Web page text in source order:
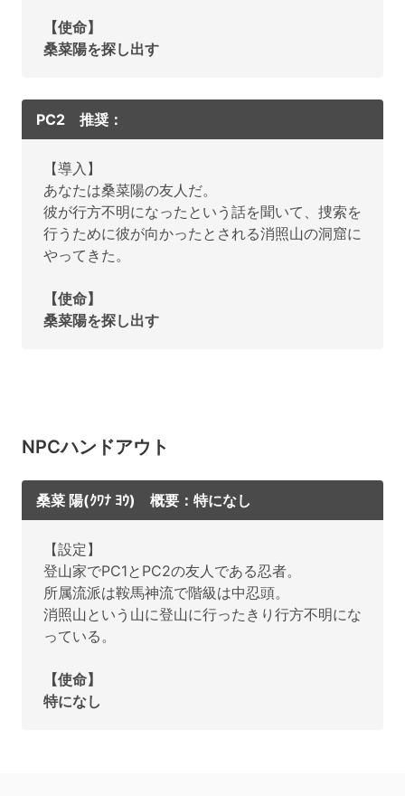
【使命】
桑菜陽を探し出す
PC2 推奨：
【導入】
あなたは桑菜陽の友人だ。
彼が行方不明になったという話を聞いて、捜索を
行うために彼が向かったとされる消照山の洞窟に
やってきた。
【使命】
桑菜陽を探し出す
NPCハンドアウト
桑菜 陽(ｸﾜﾅ ﾖｳ) 概要：特になし
【設定】
登山家でPC1とPC2の友人である忍者。
所属流派は鞍馬神流で階級は中忍頭。
消照山という山に登山に行ったきり行方不明にな
っている。
【使命】
特になし